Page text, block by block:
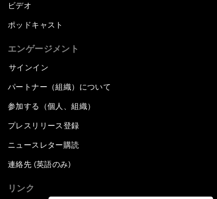
ビデオ
ポッドキャスト
エンゲージメント
サインイン
パートナー（組織）について
参加する（個人、組織）
プレスリリース登録
ニュースレター購読
連絡先 (英語のみ)
リンク